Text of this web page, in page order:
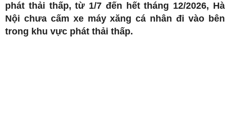
phát thải thấp, từ 1/7 đến hết tháng 12/2026, Hà
Nội chưa cấm xe máy xăng cá nhân đi vào bên
trong khu vực phát thải thấp.